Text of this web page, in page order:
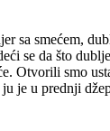
smećem,
se da što
Otvorili smo
je u prednji